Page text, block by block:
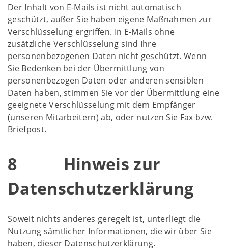
Der Inhalt von E-Mails ist nicht automatisch
geschützt, außer Sie haben eigene Maßnahmen zur
Verschlüsselung ergriffen. In E-Mails ohne
zusätzliche Verschlüsselung sind Ihre
personenbezogenen Daten nicht geschützt. Wenn
Sie Bedenken bei der Übermittlung von
personenbezogen Daten oder anderen sensiblen
Daten haben, stimmen Sie vor der Übermittlung eine
geeignete Verschlüsselung mit dem Empfänger
(unseren Mitarbeitern) ab, oder nutzen Sie Fax bzw.
Briefpost.
8 Hinweis zur
Datenschutzerklärung
Soweit nichts anderes geregelt ist, unterliegt die
Nutzung sämtlicher Informationen, die wir über Sie
haben, dieser Datenschutzerklärung.